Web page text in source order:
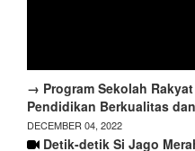
→ Program Sekolah
Pendidikan Berkualitas
DECEMBER 04, 2022
Detik-detik Si Jago